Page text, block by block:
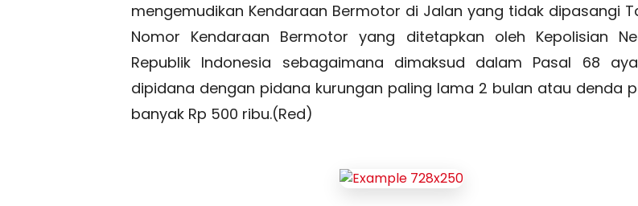
mengemudikan Kendaraan Bermotor di Jalan yang tidak dipasangi
Nomor Kendaraan Bermotor yang ditetapkan oleh Kepolisian
Republik Indonesia sebagaimana dimaksud dalam Pasal 68
dipidana dengan pidana kurungan paling lama 2 bulan atau denda
banyak Rp 500 ribu.(Red)